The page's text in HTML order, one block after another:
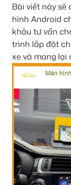
Bài viết này
hình Android
khâu tư vấn
trình lắp đặt
xe và mang lại